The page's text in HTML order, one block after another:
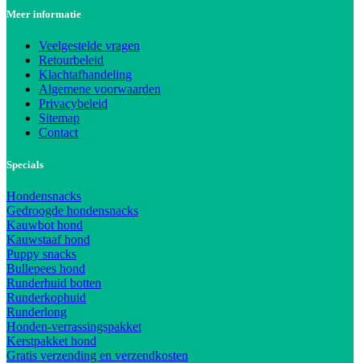
Meer informatie
Veelgestelde vragen
Retourbeleid
Klachtafhandeling
Algemene voorwaarden
Privacybeleid
Sitemap
Contact
Specials
Hondensnacks
Gedroogde hondensnacks
Kauwbot hond
Kauwstaaf hond
Puppy snacks
Bullepees hond
Runderhuid botten
Runderkophuid
Runderlong
Honden-verrassingspakket
Kerstpakket hond
Gratis verzending en verzendkosten